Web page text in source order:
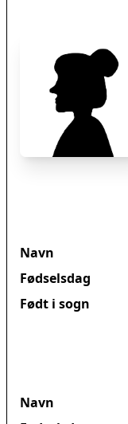
Navn
Fødselsdag
Født i sogn
Navn